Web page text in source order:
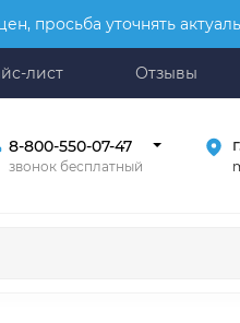
просьба уточнять
лист Отзывы
8-800-550-07-47
звонок бесплатный